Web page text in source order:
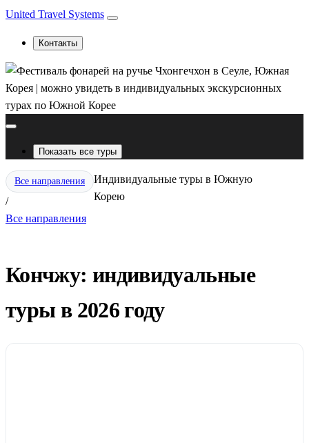
United Travel Systems
Контакты
Показать все туры
Все направления
/
Индивидуальные туры в Южную
Корею
Все направления
Кончжу: индивидуальные
туры в 2026 году